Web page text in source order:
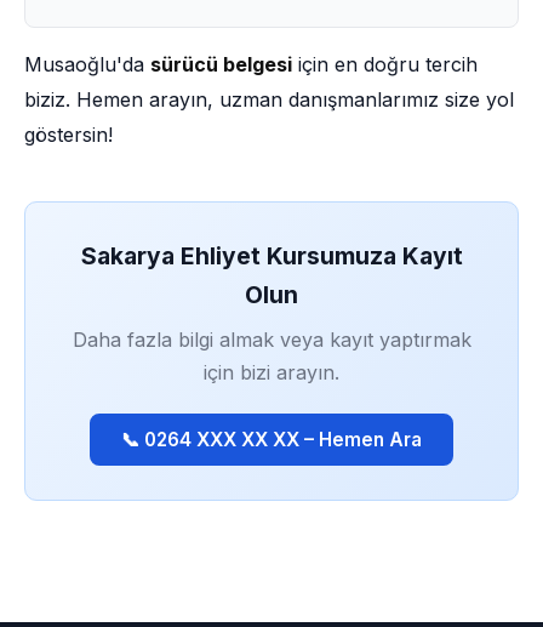
Musaoğlu'da sürücü belgesi için en doğru tercih
biziz. Hemen arayın, uzman danışmanlarımız size yol
göstersin!
Sakarya Ehliyet Kursumuza Kayıt
Olun
Daha fazla bilgi almak veya kayıt yaptırmak
için bizi arayın.
📞 0264 XXX XX XX – Hemen Ara